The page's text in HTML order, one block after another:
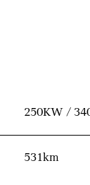
250KW /
531km